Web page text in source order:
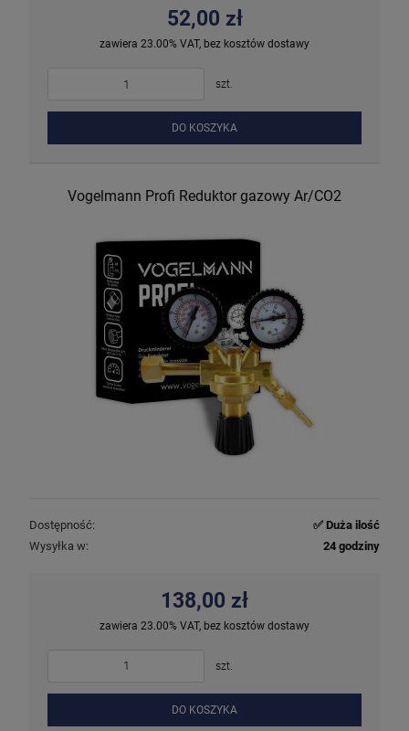
52,00 zł
zawiera 23.00% VAT, bez kosztów dostawy
szt.
DO KOSZYKA
Vogelmann Profi Reduktor gazowy Ar/CO2
Dostępność:
✅ Duża ilość
Wysyłka w:
24 godziny
138,00 zł
zawiera 23.00% VAT, bez kosztów dostawy
szt.
DO KOSZYKA